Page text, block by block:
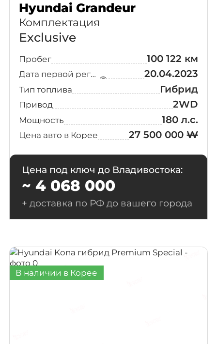
Hyundai Grandeur
Комплектация
Exclusive
Пробег 100 122 км
Дата первой регистрации 20.04.2023
Тип топлива Гибрид
Привод 2WD
Мощность 180 л.с.
Цена авто в Корее 27 500 000 ₩
Цена под ключ до Владивостока:
~ 4 068 000
+ доставка по РФ до вашего города
В наличии в Корее